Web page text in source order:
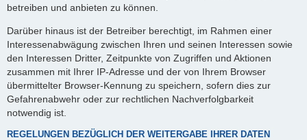
betreiben und anbieten zu können.
Darüber hinaus ist der Betreiber berechtigt, im Rahmen einer
Interessenabwägung zwischen Ihren und seinen Interessen sowie
den Interessen Dritter, Zeitpunkte von Zugriffen und Aktionen
zusammen mit Ihrer IP-Adresse und der von Ihrem Browser
übermittelter Browser-Kennung zu speichern, sofern dies zur
Gefahrenabwehr oder zur rechtlichen Nachverfolgbarkeit
notwendig ist.
REGELUNGEN BEZÜGLICH DER WEITERGABE IHRER DATEN